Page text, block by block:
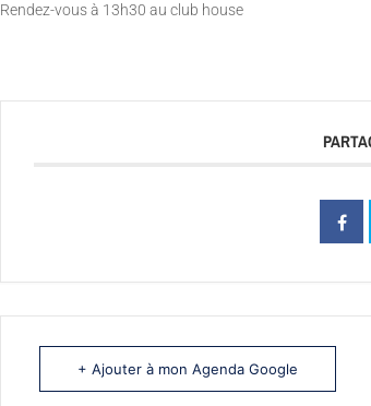
Rendez-vous à 13h30 au club house
+ Ajouter à mon Agenda Google